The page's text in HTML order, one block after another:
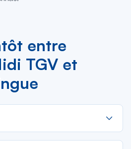
entre
TGV et